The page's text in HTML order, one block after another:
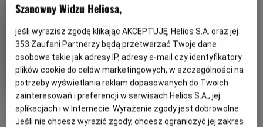
NAPISY PREMIERA
OBSERWUJ
Ice Cream Man
Oryginalny
tytuł
Ice Cream Man Gatunek
Horror
Minimalny
wiek
Od 15 lat
Czas
trwania
87 min
Kraj
i
rok
produkcji
USA (2026)
Szanowny Widzu Heliosa,
jeśli wyrazisz zgodę klikając AKCEPTUJĘ, Helios S.A. oraz jej
353 Zaufani Partnerzy będą przetwarzać Twoje dane
osobowe takie jak adresy IP, adresy e-mail czy identyfikatory
plików cookie do celów marketingowych, w szczególności na
potrzeby wyświetlania reklam dopasowanych do Twoich
zainteresowań i preferencji w serwisach Helios S.A., jej
aplikacjach i w Internecie. Wyrażenie zgody jest dobrowolne.
Jeśli nie chcesz wyrazić zgody, chcesz ograniczyć jej zakres